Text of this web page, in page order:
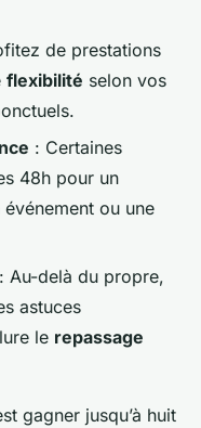
de prestations
flexibilité selon vos
: Certaines
48h pour un
ou une
: Au-delà du propre,
astuces
le repassage
gagner jusqu’à huit